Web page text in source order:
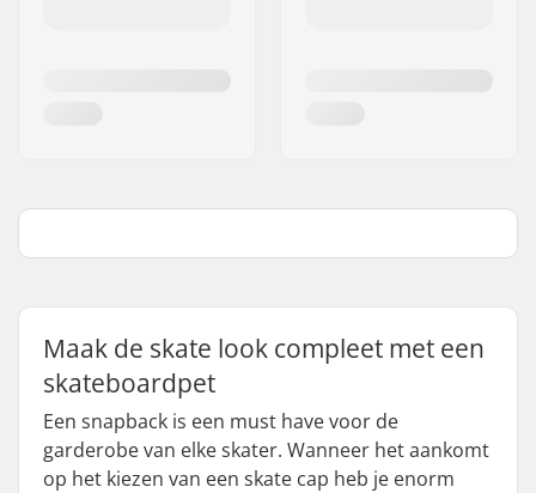
Maak de skate look compleet met een
skateboardpet
Een snapback is een must have voor de
garderobe van elke skater. Wanneer het aankomt
op het kiezen van een skate cap heb je enorm